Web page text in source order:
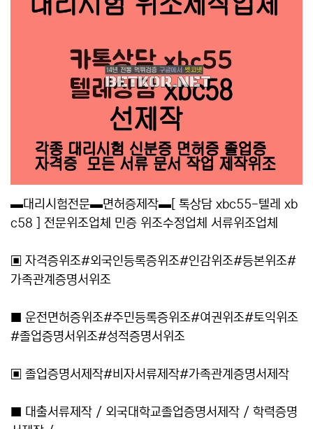
▬대리시험전문▬면허증제작▬[ 톡상담 xbc55-텔레 xb
c58 ] 전문위조업체 민증 위조수정업체 서류위조업체
▣ 자격증위조#외국인등록증위조#인감위조#등본위조#
가족관계증명서위조
■ 운전면허증위조#주민등록증위조#여권위조#토익위조
#졸업증명서위조#성적증명서위조
▣ 졸업증명서제작#비자서류제작#가족관계증명서제작
■ 대출서류제작 / 외국대학교졸업증명서제작 / 학력증명